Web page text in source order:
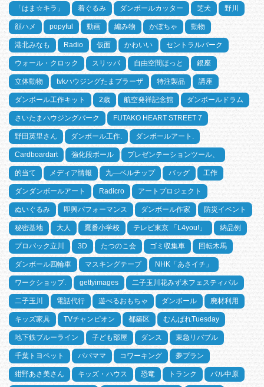
「はま☆キラ」 着ぐるみ ダンボールカッター 芝犬 野川
顔ハメ popyful 動画 編み物 かぼちゃ 動物
港北みなも Radio 仮面 かわいい セントラルパーク
ウォール・クロック スリッパ 自由空間ほっと 銀座
立体動物 tvkハウジングたまプラーザ 特注製品 講座
ダンボール工作キット 2歳 航空発祥記念館 ダンボールドラム
さいたまハウジングパーク FUTAKO HEART STREET 7
野田英里さん ダンボール工作. ダンボールアート.
Cardboardart 強化段ボール プレゼンテーションツール、
的当て メディア情報 九―ベルチップ バッグ 工作
ダンダンボールアート Radicro アートプロジェクト
ぬいぐるみ 即興パフォーマンス ダンボール作家 防災イベント
秘密基地 大人 鷹番小学校 テレビ東京 「L4you!」 納品例
プロパック立川 3D たつのこ会 ゴミ収集車 回転木馬
ダンボール四輪車 マスキングテープ NHK「あさイチ」
ワークショップ. gettyimages 二子玉川花みず木フェスティバル
二子玉川 電話代行 遊べるおもちゃ ダンボール 廃材利用
キッズ家具 TVチャンピオン 都築区 むんぱれTuesday
地下鉄ブルーライン 子ども部屋 ダンス 東急リバブル
千葉トヨペット パパママ コワーキング 夢プラン
紺野あさ美さん キッズ・ハウス 恐竜 トランク パル中原